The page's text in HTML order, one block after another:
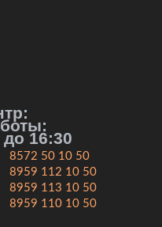
16:30
8572 50 10 50
8959 112 10 50
8959 113 10 50
8959 110 10 50